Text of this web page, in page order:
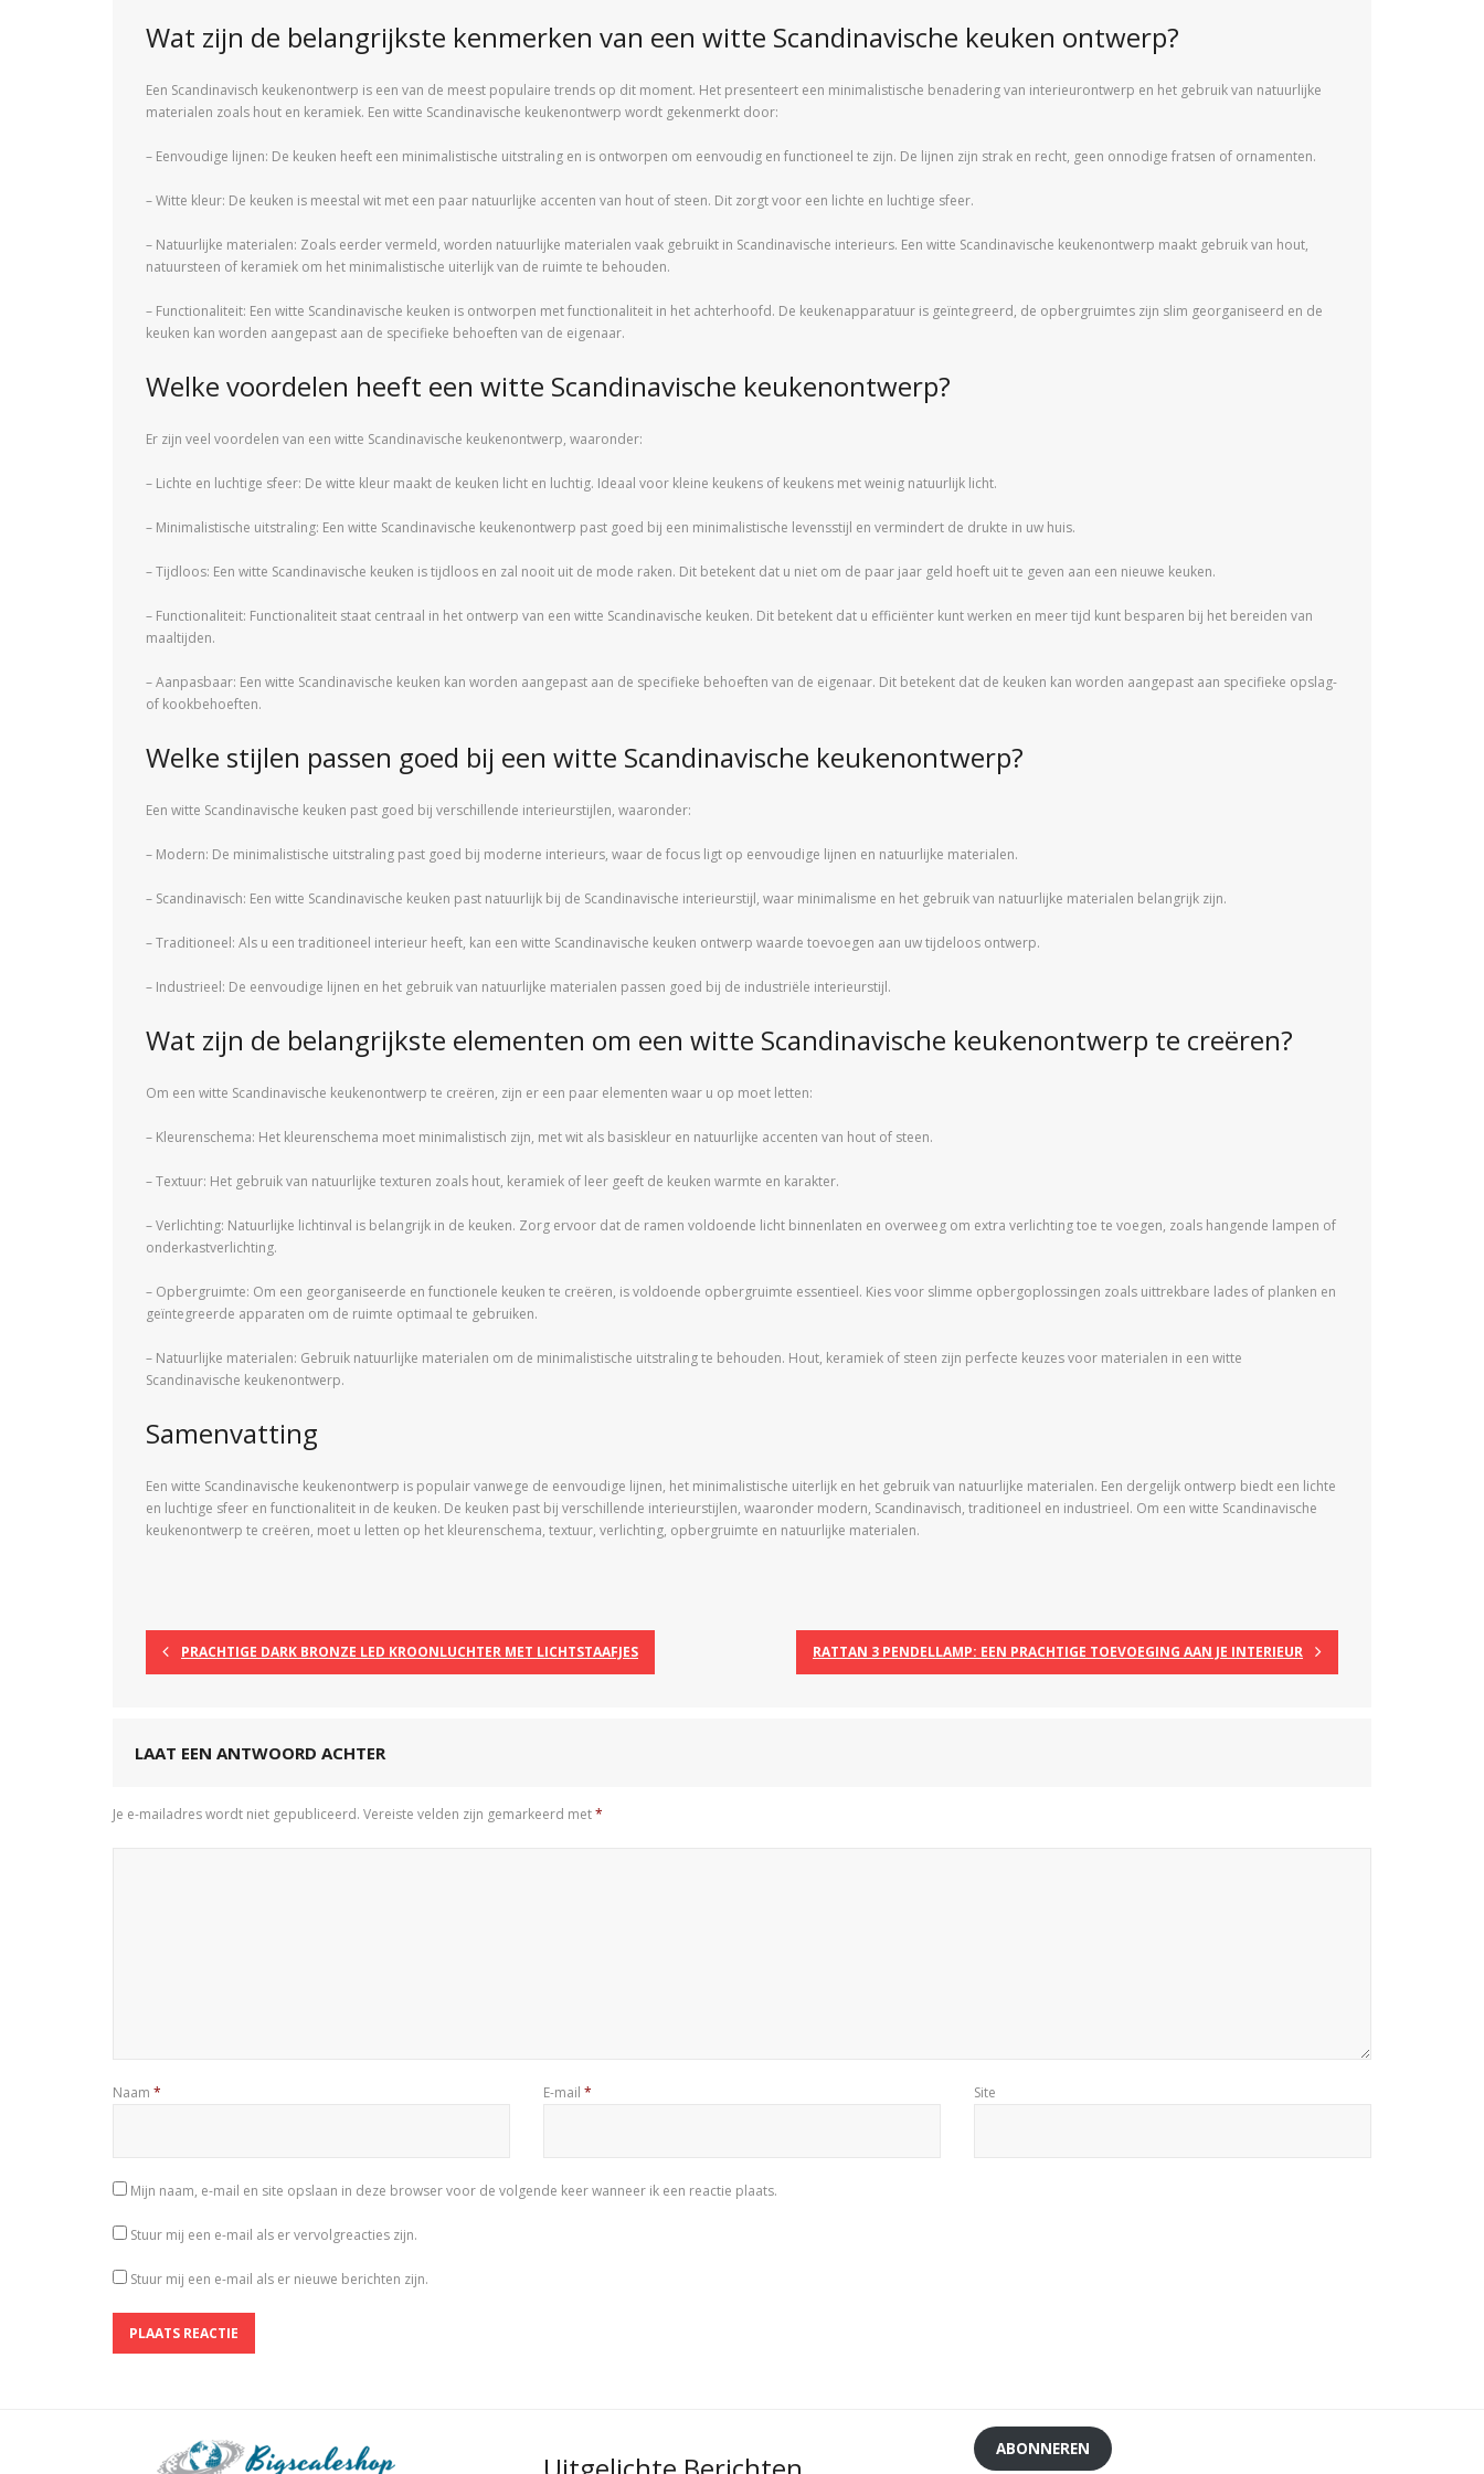
Wat zijn de belangrijkste kenmerken van een witte Scandinavische keuken ontwerp?
Een Scandinavisch keukenontwerp is een van de meest populaire trends op dit moment. Het presenteert een minimalistische benadering van interieurontwerp en het gebruik van natuurlijke
materialen zoals hout en keramiek. Een witte Scandinavische keukenontwerp wordt gekenmerkt door:
– Eenvoudige lijnen: De keuken heeft een minimalistische uitstraling en is ontworpen om eenvoudig en functioneel te zijn. De lijnen zijn strak en recht, geen onnodige fratsen of ornamenten.
– Witte kleur: De keuken is meestal wit met een paar natuurlijke accenten van hout of steen. Dit zorgt voor een lichte en luchtige sfeer.
– Natuurlijke materialen: Zoals eerder vermeld, worden natuurlijke materialen vaak gebruikt in Scandinavische interieurs. Een witte Scandinavische keukenontwerp maakt gebruik van hout,
natuursteen of keramiek om het minimalistische uiterlijk van de ruimte te behouden.
– Functionaliteit: Een witte Scandinavische keuken is ontworpen met functionaliteit in het achterhoofd. De keukenapparatuur is geïntegreerd, de opbergruimtes zijn slim georganiseerd en de
keuken kan worden aangepast aan de specifieke behoeften van de eigenaar.
Welke voordelen heeft een witte Scandinavische keukenontwerp?
Er zijn veel voordelen van een witte Scandinavische keukenontwerp, waaronder:
– Lichte en luchtige sfeer: De witte kleur maakt de keuken licht en luchtig. Ideaal voor kleine keukens of keukens met weinig natuurlijk licht.
– Minimalistische uitstraling: Een witte Scandinavische keukenontwerp past goed bij een minimalistische levensstijl en vermindert de drukte in uw huis.
– Tijdloos: Een witte Scandinavische keuken is tijdloos en zal nooit uit de mode raken. Dit betekent dat u niet om de paar jaar geld hoeft uit te geven aan een nieuwe keuken.
– Functionaliteit: Functionaliteit staat centraal in het ontwerp van een witte Scandinavische keuken. Dit betekent dat u efficiënter kunt werken en meer tijd kunt besparen bij het bereiden van
maaltijden.
– Aanpasbaar: Een witte Scandinavische keuken kan worden aangepast aan de specifieke behoeften van de eigenaar. Dit betekent dat de keuken kan worden aangepast aan specifieke opslag-
of kookbehoeften.
Welke stijlen passen goed bij een witte Scandinavische keukenontwerp?
Een witte Scandinavische keuken past goed bij verschillende interieurstijlen, waaronder:
– Modern: De minimalistische uitstraling past goed bij moderne interieurs, waar de focus ligt op eenvoudige lijnen en natuurlijke materialen.
– Scandinavisch: Een witte Scandinavische keuken past natuurlijk bij de Scandinavische interieurstijl, waar minimalisme en het gebruik van natuurlijke materialen belangrijk zijn.
– Traditioneel: Als u een traditioneel interieur heeft, kan een witte Scandinavische keuken ontwerp waarde toevoegen aan uw tijdeloos ontwerp.
– Industrieel: De eenvoudige lijnen en het gebruik van natuurlijke materialen passen goed bij de industriële interieurstijl.
Wat zijn de belangrijkste elementen om een witte Scandinavische keukenontwerp te creëren?
Om een witte Scandinavische keukenontwerp te creëren, zijn er een paar elementen waar u op moet letten:
– Kleurenschema: Het kleurenschema moet minimalistisch zijn, met wit als basiskleur en natuurlijke accenten van hout of steen.
– Textuur: Het gebruik van natuurlijke texturen zoals hout, keramiek of leer geeft de keuken warmte en karakter.
– Verlichting: Natuurlijke lichtinval is belangrijk in de keuken. Zorg ervoor dat de ramen voldoende licht binnenlaten en overweeg om extra verlichting toe te voegen, zoals hangende lampen of
onderkastverlichting.
– Opbergruimte: Om een georganiseerde en functionele keuken te creëren, is voldoende opbergruimte essentieel. Kies voor slimme opbergoplossingen zoals uittrekbare lades of planken en
geïntegreerde apparaten om de ruimte optimaal te gebruiken.
– Natuurlijke materialen: Gebruik natuurlijke materialen om de minimalistische uitstraling te behouden. Hout, keramiek of steen zijn perfecte keuzes voor materialen in een witte
Scandinavische keukenontwerp.
Samenvatting
Een witte Scandinavische keukenontwerp is populair vanwege de eenvoudige lijnen, het minimalistische uiterlijk en het gebruik van natuurlijke materialen. Een dergelijk ontwerp biedt een lichte
en luchtige sfeer en functionaliteit in de keuken. De keuken past bij verschillende interieurstijlen, waaronder modern, Scandinavisch, traditioneel en industrieel. Om een witte Scandinavische
keukenontwerp te creëren, moet u letten op het kleurenschema, textuur, verlichting, opbergruimte en natuurlijke materialen.
PRACHTIGE DARK BRONZE LED KROONLUCHTER MET LICHTSTAAFJES RATTAN 3 PENDELLAMP: EEN PRACHTIGE TOEVOEGING AAN JE INTERIEUR
LAAT EEN ANTWOORD ACHTER
Je e-mailadres wordt niet gepubliceerd. Vereiste velden zijn gemarkeerd met*
Naam * E-mail * Site
Mijn naam, e-mail en site opslaan in deze browser voor de volgende keer wanneer ik een reactie plaats.
Stuur mij een e-mail als er vervolgreacties zijn.
Stuur mij een e-mail als er nieuwe berichten zijn.
ABONNEREN